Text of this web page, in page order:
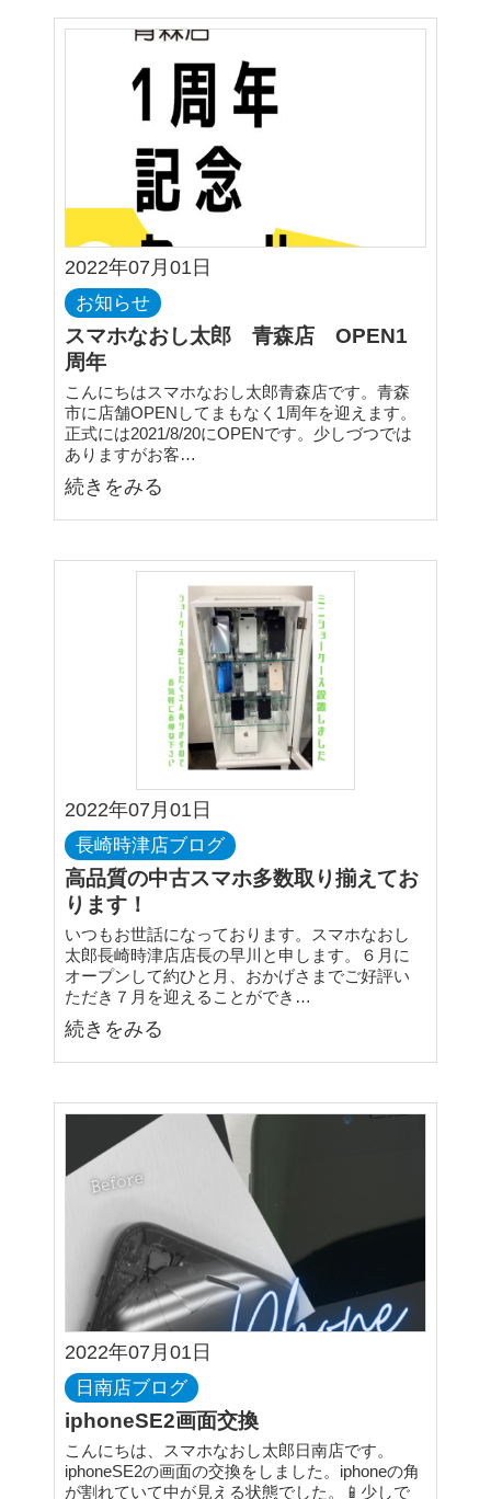
2022年07月01日
お知らせ
スマホなおし太郎 青森店 OPEN1
周年
こんにちはスマホなおし太郎青森店です。青森
市に店舗OPENしてまもなく1周年を迎えます。
正式には2021/8/20にOPENです。少しづつでは
ありますがお客…
続きをみる
2022年07月01日
長崎時津店ブログ
高品質の中古スマホ多数取り揃えてお
ります！
いつもお世話になっております。スマホなおし
太郎長崎時津店店長の早川と申します。６月に
オープンして約ひと月、おかげさまでご好評い
ただき７月を迎えることができ…
続きをみる
2022年07月01日
日南店ブログ
iphoneSE2画面交換
こんにちは、スマホなおし太郎日南店です。
iphoneSE2の画面の交換をしました。iphoneの角
が割れていて中が見える状態でした。📱少しで